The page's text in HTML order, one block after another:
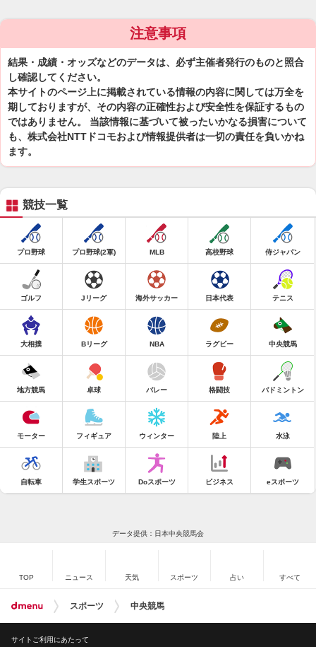
注意事項
結果・成績・オッズなどのデータは、必ず主催者発行のものと照合
し確認してください。
本サイトのページ上に掲載されている情報の内容に関しては万全を
期しておりますが、その内容の正確性および安全性を保証するもの
ではありません。 当該情報に基づいて被ったいかなる損害について
も、株式会社NTTドコモおよび情報提供者は一切の責任を負いかね
ます。
競技一覧
プロ野球 プロ野球(2軍) MLB 高校野球 侍ジャパン
ゴルフ Jリーグ 海外サッカー 日本代表 テニス
大相撲 Bリーグ NBA ラグビー 中央競馬
地方競馬 卓球 バレー 格闘技 バドミントン
モーター フィギュア ウィンター 陸上 水泳
自転車 学生スポーツ Doスポーツ ビジネス eスポーツ
データ提供：日本中央競馬会
TOP ニュース 天気 スポーツ 占い すべて
スポーツ 中央競馬
サイトご利用にあたって